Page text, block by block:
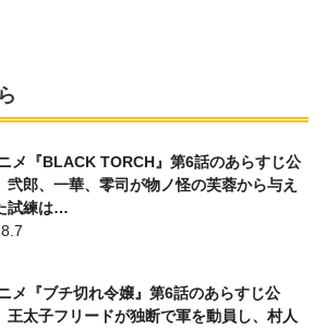
メ『BLACK TORCH』第6話のあらすじ公
郎、一華、零司が物ノ怪の芙蓉から与え
試練は…
メ『ブチ切れ令嬢』第6話のあらすじ公
太子フリードが独断で軍を動員し、村人